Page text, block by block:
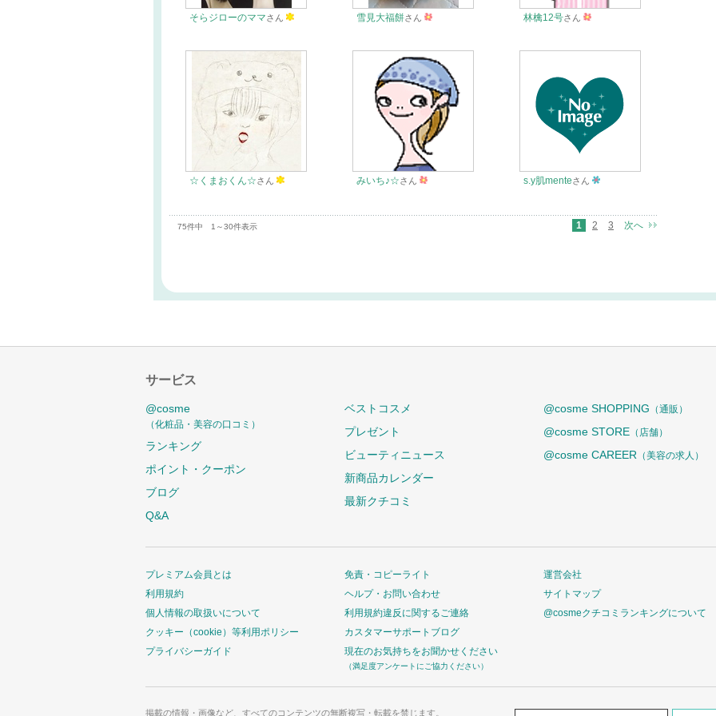
そらジローのママさん 雪見大福餅さん 林檎12号さん
☆くまおくん☆さん みいち♪☆さん s.y肌menteさん
75件中 1～30件表示 1 2 3 次へ
サービス
@cosme
（化粧品・美容の口コミ）
ランキング
ポイント・クーポン
ブログ
Q&A
ベストコスメ
プレゼント
ビューティニュース
新商品カレンダー
最新クチコミ
@cosme SHOPPING （通販）
@cosme STORE （店舗）
@cosme CAREER （美容の求人）
プレミアム会員とは
利用規約
個人情報の取扱いについて
クッキー（cookie）等利用ポリシー
プライバシーガイド
免責・コピーライト
ヘルプ・お問い合わせ
利用規約違反に関するご連絡
カスタマーサポートブログ
現在のお気持ちをお聞かせください
（満足度アンケートにご協力ください）
運営会社
サイトマップ
@cosmeクチコミランキングについて
掲載の情報・画像など、すべてのコンテンツの無断複写・転載を禁じます。